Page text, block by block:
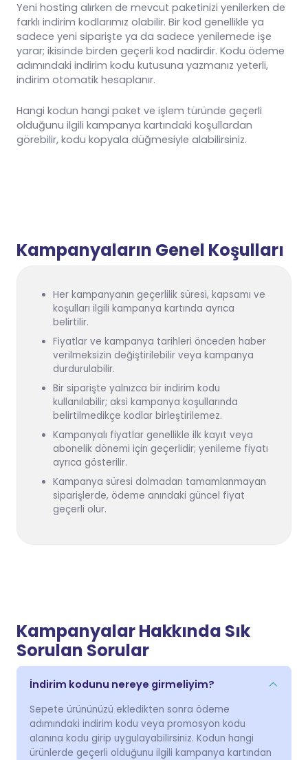
Yeni hosting alırken de mevcut paketinizi yenilerken de
farklı indirim kodlarımız olabilir. Bir kod genellikle ya
sadece yeni siparişte ya da sadece yenilemede işe
yarar; ikisinde birden geçerli kod nadirdir. Kodu ödeme
adımındaki indirim kodu kutusuna yazmanız yeterli,
indirim otomatik hesaplanır.
Hangi kodun hangi paket ve işlem türünde geçerli
olduğunu ilgili kampanya kartındaki koşullardan
görebilir, kodu kopyala düğmesiyle alabilirsiniz.
Kampanyaların Genel Koşulları
Her kampanyanın geçerlilik süresi, kapsamı ve
koşulları ilgili kampanya kartında ayrıca
belirtilir.
Fiyatlar ve kampanya tarihleri önceden haber
verilmeksizin değiştirilebilir veya kampanya
durdurulabilir.
Bir siparişte yalnızca bir indirim kodu
kullanılabilir; aksi kampanya koşullarında
belirtilmedikçe kodlar birleştirilemez.
Kampanyalı fiyatlar genellikle ilk kayıt veya
abonelik dönemi için geçerlidir; yenileme fiyatı
ayrıca gösterilir.
Kampanya süresi dolmadan tamamlanmayan
siparişlerde, ödeme anındaki güncel fiyat
geçerli olur.
Kampanyalar Hakkında Sık
Sorulan Sorular
İndirim kodunu nereye girmeliyim?
Sepete ürününüzü ekledikten sonra ödeme
adımındaki indirim kodu veya promosyon kodu
alanına kodu girip uygulayabilirsiniz. Kodun hangi
ürünlerde geçerli olduğunu ilgili kampanya kartından